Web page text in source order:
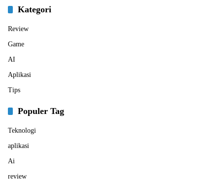
Kategori
Review
Game
AI
Aplikasi
Tips
Populer Tag
Teknologi
aplikasi
Ai
review